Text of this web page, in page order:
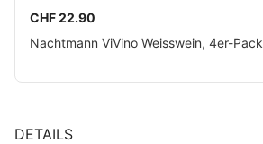
CHF 22.90
Nachtmann ViVino Weisswein, 4er-Pack
DETAILS